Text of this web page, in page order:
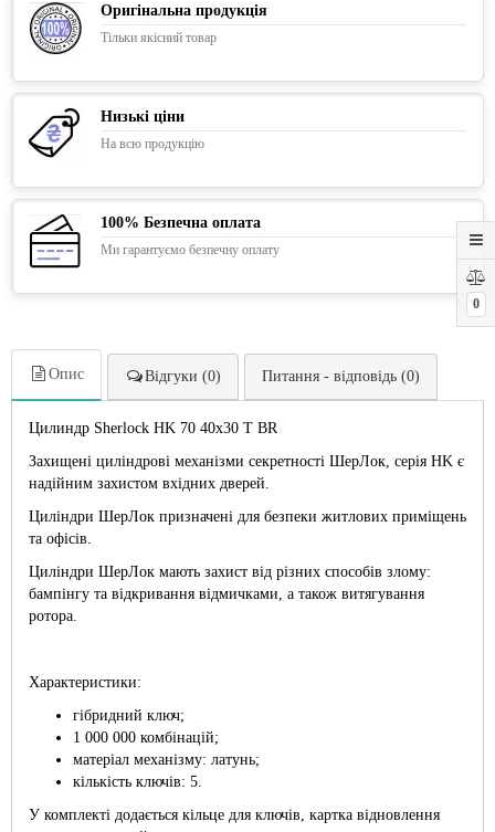
0
Оригінальна продукція
Тільки якісний товар
Низькі ціни
На всю продукцію
100% Безпечна оплата
Ми гарантуємо безпечну оплату
Опис Відгуки (0) Питання - відповідь (0)
Цилиндр Sherlock HK 70 40х30 T BR
Захищені циліндрові механізми секретності ШерЛок, серія HK є
надійним захистом вхідних дверей.
Циліндри ШерЛок призначені для безпеки житлових приміщень
та офісів.
Циліндри ШерЛок мають захист від різних способів злому:
бампінгу та відкривання відмичками, а також витягування
ротора.
Характеристики:
гібридний ключ;
1 000 000 комбінацій;
матеріал механізму: латунь;
кількість ключів: 5.
У комплекті додається кільце для ключів, картка відновлення